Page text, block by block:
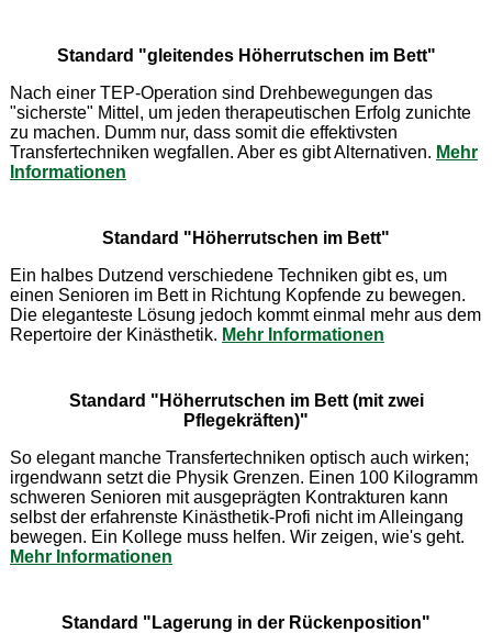
Standard "gleitendes Höherrutschen im Bett"
Nach einer TEP-Operation sind Drehbewegungen das
"sicherste" Mittel, um jeden therapeutischen Erfolg zunichte
zu machen. Dumm nur, dass somit die effektivsten
Transfertechniken wegfallen. Aber es gibt Alternativen. Mehr
Informationen
Standard "Höherrutschen im Bett"
Ein halbes Dutzend verschiedene Techniken gibt es, um
einen Senioren im Bett in Richtung Kopfende zu bewegen.
Die eleganteste Lösung jedoch kommt einmal mehr aus dem
Repertoire der Kinästhetik. Mehr Informationen
Standard "Höherrutschen im Bett (mit zwei
Pflegekräften)"
So elegant manche Transfertechniken optisch auch wirken;
irgendwann setzt die Physik Grenzen. Einen 100 Kilogramm
schweren Senioren mit ausgeprägten Kontrakturen kann
selbst der erfahrenste Kinästhetik-Profi nicht im Alleingang
bewegen. Ein Kollege muss helfen. Wir zeigen, wie's geht.
Mehr Informationen
Standard "Lagerung in der Rückenposition"